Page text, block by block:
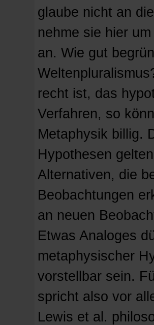
glaube nicht an
nehme sie hier
an. Wie gut
recht ist, das
Verfahren, so
Metaphysik billig.
Hypothesen
Alternativen, die
Beobachtungen
an neuen
Etwas Analoges
metaphysischer
vorstellbar sein.
spricht also vor
Lewis et al.